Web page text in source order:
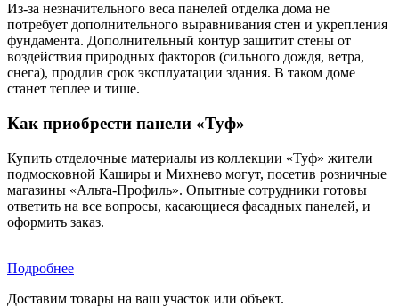
Из-за незначительного веса панелей отделка дома не
потребует дополнительного выравнивания стен и укрепления
фундамента. Дополнительный контур защитит стены от
воздействия природных факторов (сильного дождя, ветра,
снега), продлив срок эксплуатации здания. В таком доме
станет теплее и тише.
Как приобрести панели «Туф»
Купить отделочные материалы из коллекции «Туф» жители
подмосковной Каширы и Михнево могут, посетив розничные
магазины «Альта-Профиль». Опытные сотрудники готовы
ответить на все вопросы, касающиеся фасадных панелей, и
оформить заказ.
Подробнее
Доставим товары на ваш участок или объект.